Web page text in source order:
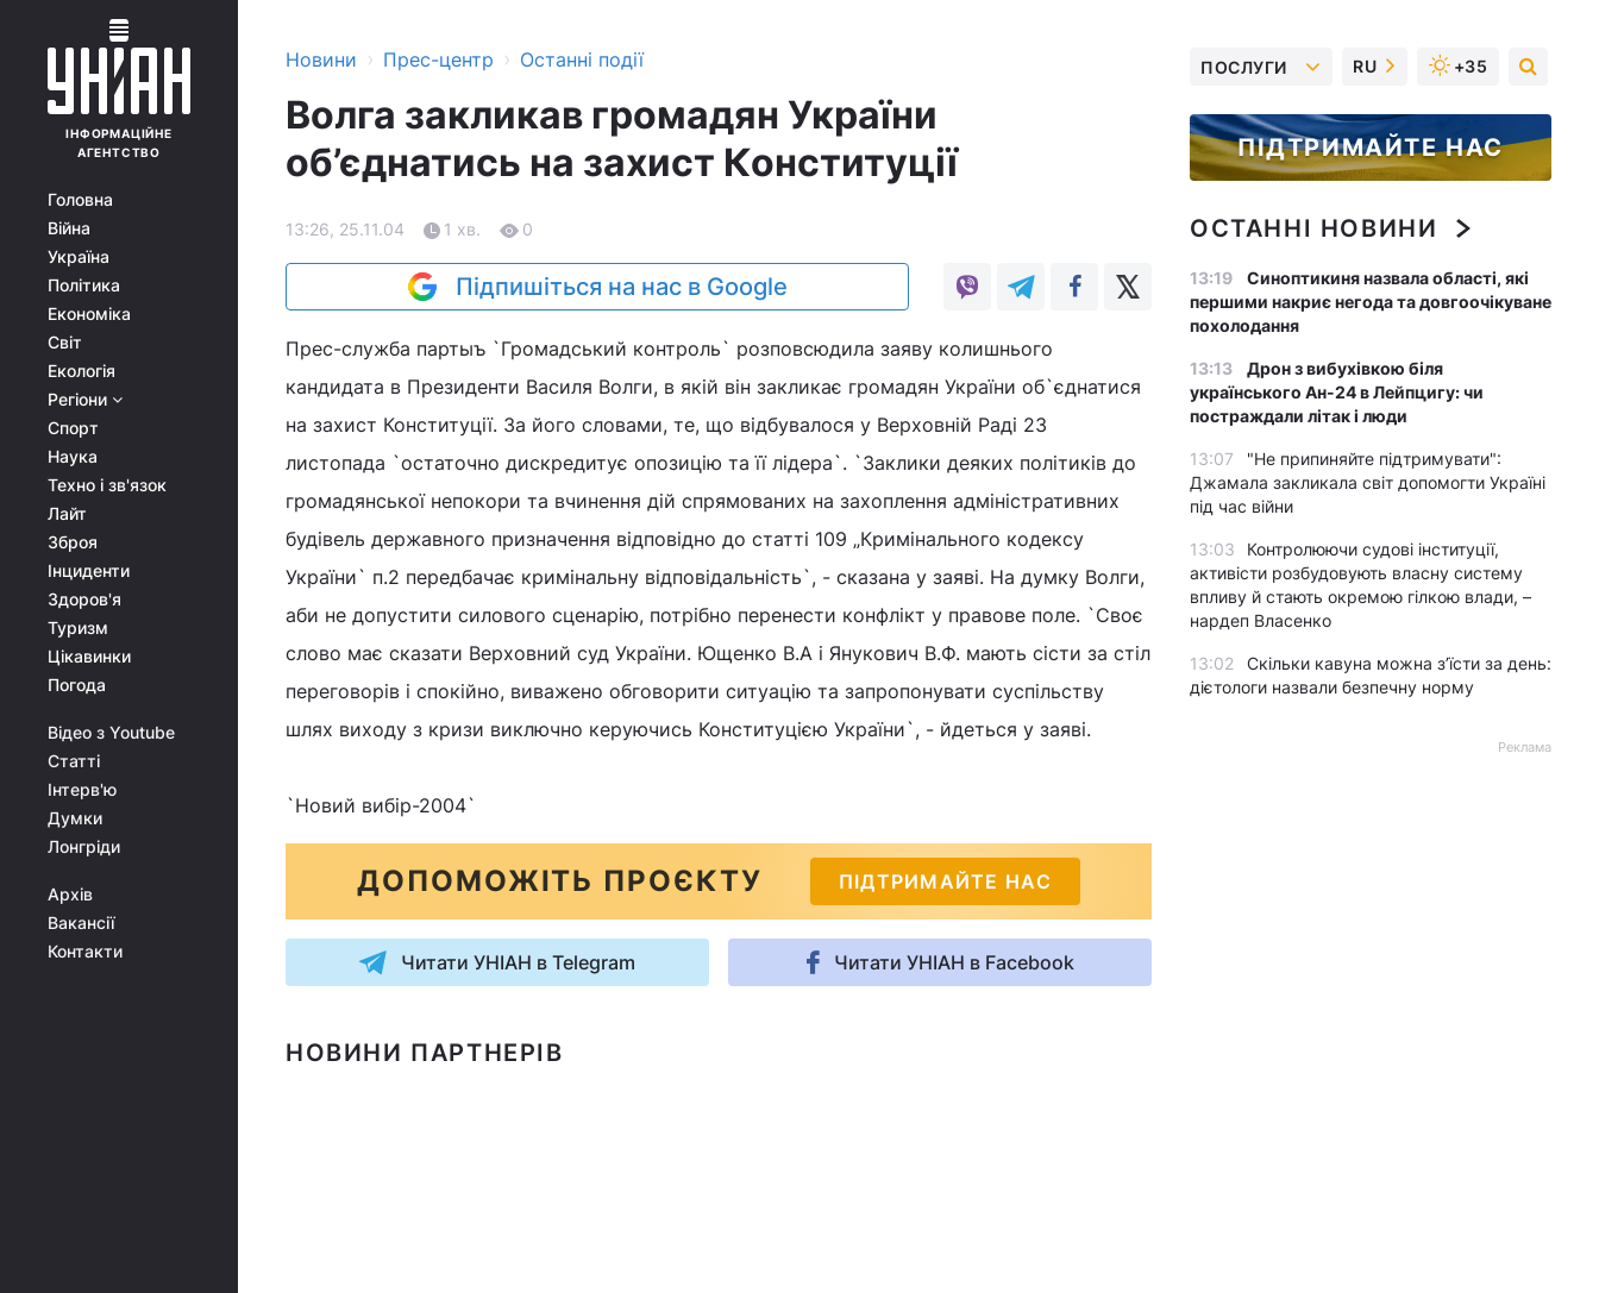
ІНФОРМАЦІЙНЕ
АГЕНТСТВО
Головна
Війна
Україна
Політика
Економіка
Світ
Екологія
Регіони
Спорт
Наука
Техно і зв'язок
Лайт
Зброя
Інциденти
Здоров'я
Туризм
Цікавинки
Погода
Відео з Youtube
Статті
Інтерв'ю
Думки
Лонгріди
Архів
Вакансії
Контакти
Новини › Прес-центр › Останні події
Волга закликав громадян України
об’єднатись на захист Конституції
13:26, 25.11.04 1 хв. 0
Підпишіться на нас в Google
Прес-служба партыъ `Громадський контроль` розповсюдила заяву колишнього
кандидата в Президенти Василя Волги, в якій він закликає громадян України об`єднатися
на захист Конституції. За його словами, те, що відбувалося у Верховній Раді 23
листопада `остаточно дискредитує опозицію та її лідера`. `Заклики деяких політиків до
громадянської непокори та вчинення дій спрямованих на захоплення адміністративних
будівель державного призначення відповідно до статті 109 „Кримінального кодексу
України` п.2 передбачає кримінальну відповідальність`, - сказана у заяві. На думку Волги,
аби не допустити силового сценарію, потрібно перенести конфлікт у правове поле. `Своє
слово має сказати Верховний суд України. Ющенко В.А і Янукович В.Ф. мають сісти за стіл
переговорів і спокійно, виважено обговорити ситуацію та запропонувати суспільству
шлях виходу з кризи виключно керуючись Конституцією України`, - йдеться у заяві.
`Новий вибір-2004`
ДОПОМОЖІТЬ ПРОЄКТУ ПІДТРИМАЙТЕ НАС
Читати УНІАН в Telegram Читати УНІАН в Facebook
НОВИНИ ПАРТНЕРІВ
ПОСЛУГИ RU +35
ПІДТРИМАЙТЕ НАС
ОСТАННІ НОВИНИ
13:19
Синоптикиня назвала області, які
першими накриє негода та довгоочікуване
похолодання
13:13
Дрон з вибухівкою біля
українського Ан-24 в Лейпцигу: чи
постраждали літак і люди
13:07
"Не припиняйте підтримувати":
Джамала закликала світ допомогти Україні
під час війни
13:03
Контролюючи судові інституції,
активісти розбудовують власну систему
впливу й стають окремою гілкою влади, –
нардеп Власенко
13:02
Скільки кавуна можна з’їсти за день:
дієтологи назвали безпечну норму
Реклама